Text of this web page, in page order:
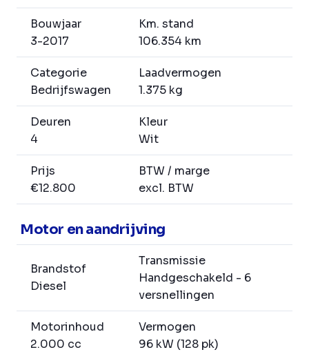
Bouwjaar
3-2017
Km. stand
106.354 km
Categorie
Bedrijfswagen
Laadvermogen
1.375 kg
Deuren
4
Kleur
Wit
Prijs
€12.800
BTW / marge
excl. BTW
Motor en aandrijving
Brandstof
Diesel
Transmissie
Handgeschakeld - 6
versnellingen
Motorinhoud
2.000 cc
Vermogen
96 kW (128 pk)